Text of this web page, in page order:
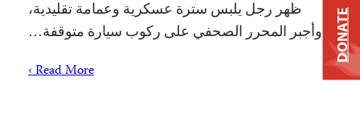
ظهر رجل يلبس سترة عسكرية وعمامة تقليدية،
وأجبر المحرر الصحفي على ركوب سيارة متوقفة…
Read More ›
DONATE